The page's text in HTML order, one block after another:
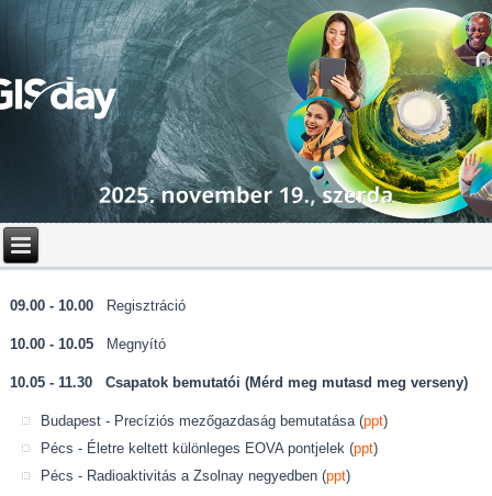
09.00 - 10.00 Regisztráció
10.00 - 10.05 Megnyító
10.05 - 11.30Csapatok bemutatói (Mérd meg mutasd meg verseny)
Budapest - Precíziós mezőgazdaság bemutatása (ppt)
Pécs - Életre keltett különleges EOVA pontjelek (ppt)
Pécs - Radioaktivitás a Zsolnay negyedben (ppt)